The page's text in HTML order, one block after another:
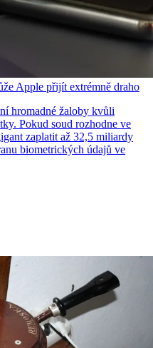
Apple přijít extrémně draho
hromadné žaloby kvůli
Pokud soud rozhodne ve
zaplatit až 32,5 miliardy
biometrických údajů ve